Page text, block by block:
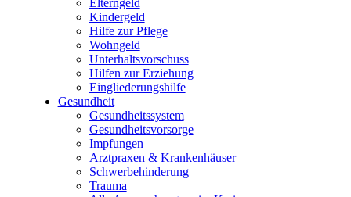
Elterngeld
Kindergeld
Hilfe zur Pflege
Wohngeld
Unterhaltsvorschuss
Hilfen zur Erziehung
Eingliederungshilfe
Gesundheit
Gesundheitssystem
Gesundheitsvorsorge
Impfungen
Arztpraxen & Krankenhäuser
Schwerbehinderung
Trauma